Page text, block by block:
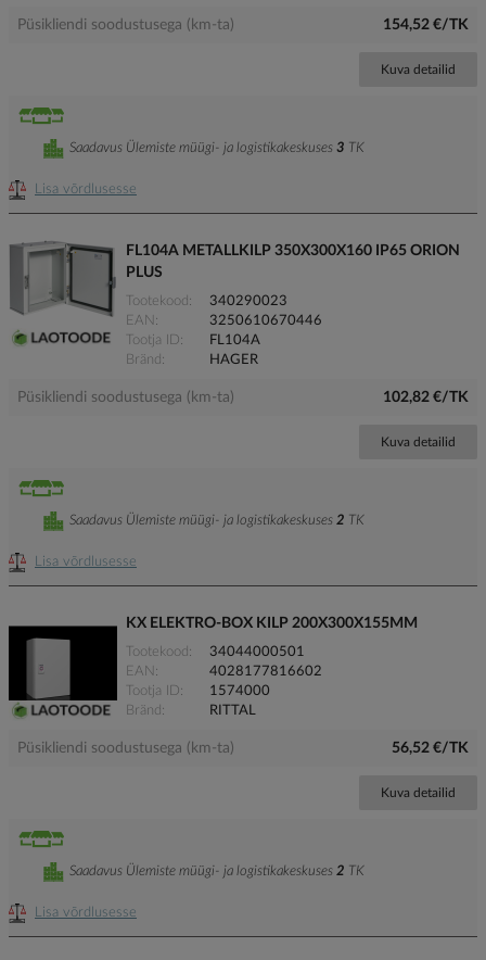
Püsikliendi soodustusega (km-ta) 154,52 €/TK
Kuva detailid
Lisa võrdlusesse
Saadavus Ülemiste müügi- ja logistikakeskuses 3 TK
FL104A METALLKILP 350X300X160 IP65 ORION
PLUS
Tootekood
340290023
EAN
3250610670446
Tootja ID
FL104A
Bränd
HAGER
Püsikliendi soodustusega (km-ta) 102,82 €/TK
Kuva detailid
Lisa võrdlusesse
Saadavus Ülemiste müügi- ja logistikakeskuses 2 TK
KX ELEKTRO-BOX KILP 200X300X155MM
Tootekood
34044000501
EAN
4028177816602
Tootja ID
1574000
Bränd
RITTAL
Püsikliendi soodustusega (km-ta) 56,52 €/TK
Kuva detailid
Lisa võrdlusesse
Saadavus Ülemiste müügi- ja logistikakeskuses 2 TK